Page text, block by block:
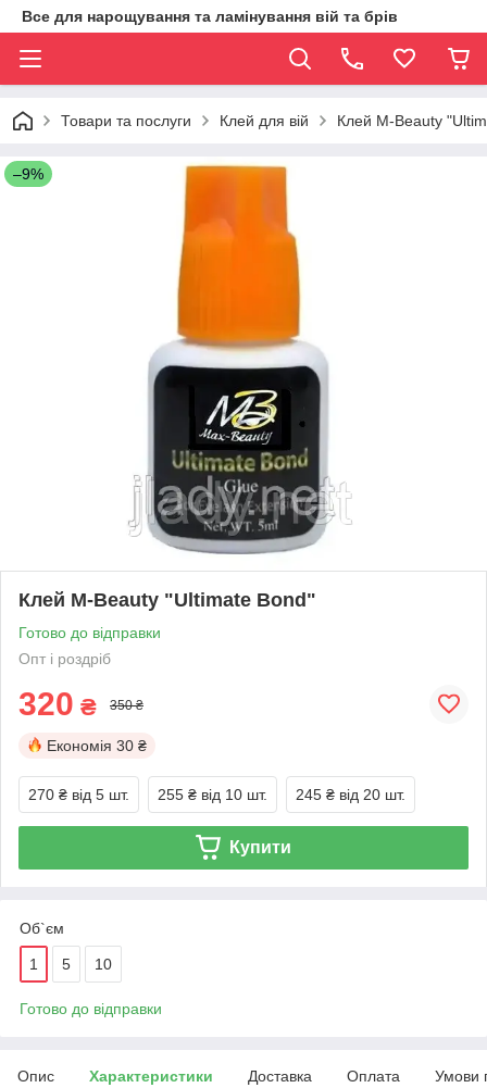
Все для нарощування та ламінування вій та брів
Товари та послуги Клей для вій Клей M-Beauty
–9%
Клей M-Beauty "Ultimate Bond"
Готово до відправки
Опт і роздріб
320 ₴ 350 ₴
Економія 30 ₴
270 ₴ від 5 шт. 255 ₴ від 10 шт. 245 ₴ від 20 шт.
Купити
Об`єм
1 5 10
Готово до відправки
Опис Характеристики Доставка Оплата Умови